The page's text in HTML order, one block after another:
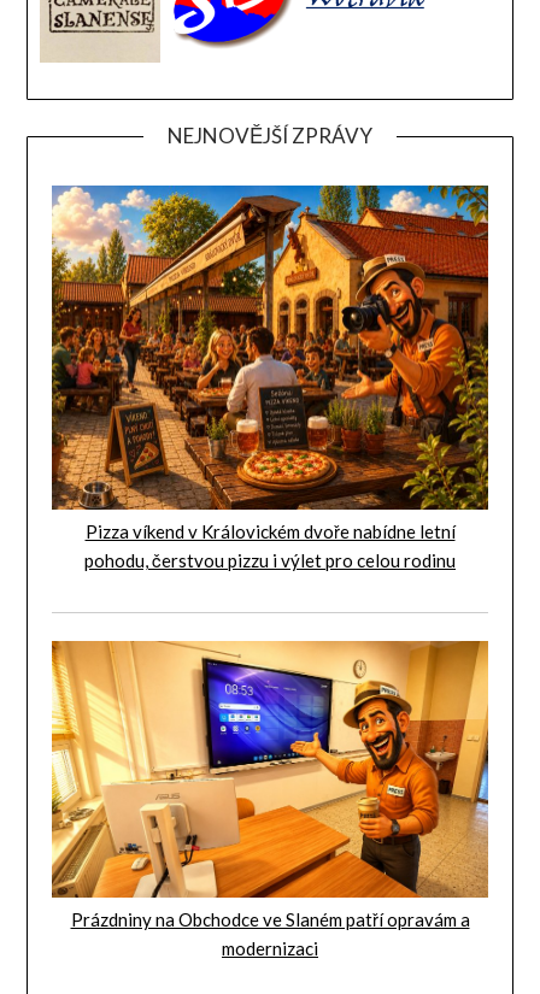
NEJNOVĚJŠÍ ZPRÁVY
Pizza víkend v Královickém dvoře nabídne letní
pohodu, čerstvou pizzu i výlet pro celou rodinu
Prázdniny na Obchodce ve Slaném patří opravám a
modernizaci